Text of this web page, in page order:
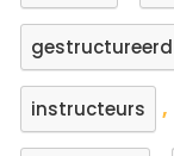
gestructureerd
instructeurs ,